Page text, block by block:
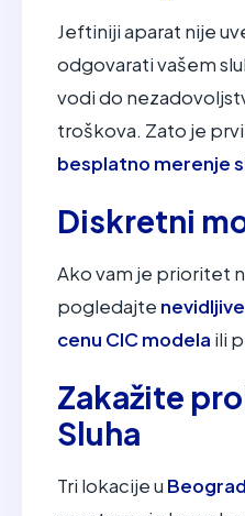
Jeftiniji aparat nije
odgovarati vašem
vodi do
troškova. Zato je
besplatno merenje
Diskretni
Ako vam je prioritet
pogledajte
cenu CIC modela ili
Zakažite
Sluha
Tri lokacije u